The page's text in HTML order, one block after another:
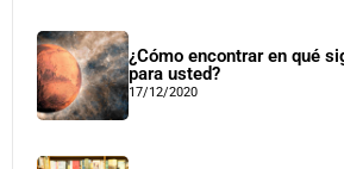
¿Cómo encontrar en qué
para usted?
17/12/2020